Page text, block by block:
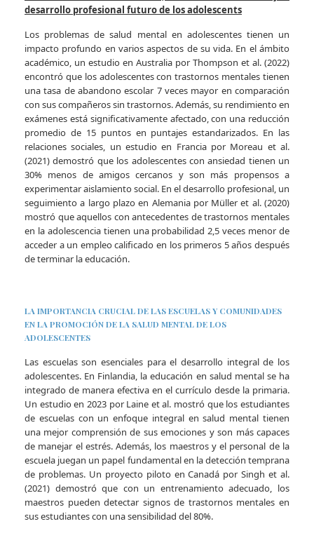
desarrollo profesional futuro de los adolescents
Los problemas de salud mental en adolescentes tienen un
impacto profundo en varios aspectos de su vida. En el ámbito
académico, un estudio en Australia por Thompson et al. (2022)
encontró que los adolescentes con trastornos mentales tienen
una tasa de abandono escolar 7 veces mayor en comparación
con sus compañeros sin trastornos. Además, su rendimiento en
exámenes está significativamente afectado, con una reducción
promedio de 15 puntos en puntajes estandarizados. En las
relaciones sociales, un estudio en Francia por Moreau et al.
(2021) demostró que los adolescentes con ansiedad tienen un
30% menos de amigos cercanos y son más propensos a
experimentar aislamiento social. En el desarrollo profesional, un
seguimiento a largo plazo en Alemania por Müller et al. (2020)
mostró que aquellos con antecedentes de trastornos mentales
en la adolescencia tienen una probabilidad 2,5 veces menor de
acceder a un empleo calificado en los primeros 5 años después
de terminar la educación.
LA IMPORTANCIA CRUCIAL DE LAS ESCUELAS Y COMUNIDADES
EN LA PROMOCIÓN DE LA SALUD MENTAL DE LOS
ADOLESCENTES
Las escuelas son esenciales para el desarrollo integral de los
adolescentes. En Finlandia, la educación en salud mental se ha
integrado de manera efectiva en el currículo desde la primaria.
Un estudio en 2023 por Laine et al. mostró que los estudiantes
de escuelas con un enfoque integral en salud mental tienen
una mejor comprensión de sus emociones y son más capaces
de manejar el estrés. Además, los maestros y el personal de la
escuela juegan un papel fundamental en la detección temprana
de problemas. Un proyecto piloto en Canadá por Singh et al.
(2021) demostró que con un entrenamiento adecuado, los
maestros pueden detectar signos de trastornos mentales en
sus estudiantes con una sensibilidad del 80%.